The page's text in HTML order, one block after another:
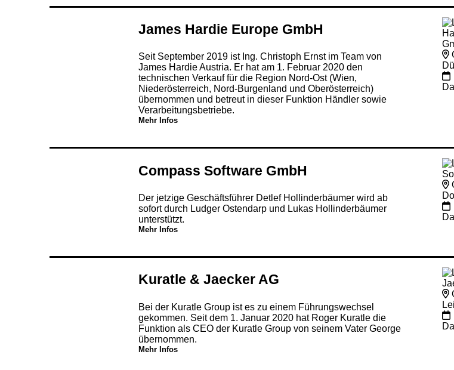
James Hardie Europe GmbH
Seit September 2019 ist Ing. Christoph Ernst im Team von
James Hardie Austria. Er hat am 1. Februar 2020 den
technischen Verkauf für die Region Nord-Ost (Wien,
Niederösterreich, Nord-Burgenland und Oberösterreich)
übernommen und betreut in dieser Funktion Händler sowie
Verarbeitungsbetriebe.
Mehr Infos
Compass Software GmbH
Der jetzige Geschäftsführer Detlef Hollinderbäumer wird ab
sofort durch Ludger Ostendarp und Lukas Hollinderbäumer
unterstützt.
Mehr Infos
Kuratle & Jaecker AG
Bei der Kuratle Group ist es zu einem Führungswechsel
gekommen. Seit dem 1. Januar 2020 hat Roger Kuratle die
Funktion als CEO der Kuratle Group von seinem Vater George
übernommen.
Mehr Infos